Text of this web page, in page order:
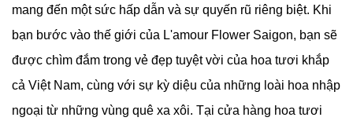
mang đến một sức hấp dẫn và sự quyến rũ riêng biệt. Khi
bạn bước vào thế giới của L'amour Flower Saigon, bạn sẽ
được chìm đắm trong vẻ đẹp tuyệt vời của hoa tươi khắp
cả Việt Nam, cùng với sự kỳ diệu của những loài hoa nhập
ngoại từ những vùng quê xa xôi. Tại cửa hàng hoa tươi